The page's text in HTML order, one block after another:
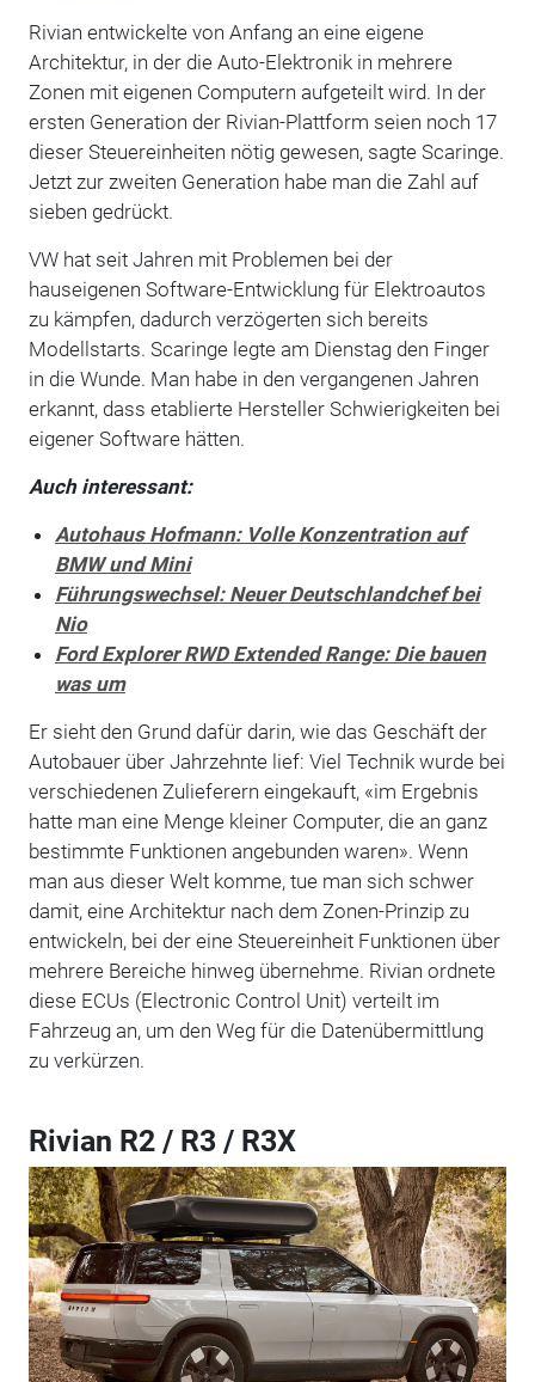
Rivian entwickelte von Anfang an eine eigene
Architektur, in der die Auto-Elektronik in mehrere
Zonen mit eigenen Computern aufgeteilt wird. In der
ersten Generation der Rivian-Plattform seien noch 17
dieser Steuereinheiten nötig gewesen, sagte Scaringe.
Jetzt zur zweiten Generation habe man die Zahl auf
sieben gedrückt.
VW hat seit Jahren mit Problemen bei der
hauseigenen Software-Entwicklung für Elektroautos
zu kämpfen, dadurch verzögerten sich bereits
Modellstarts. Scaringe legte am Dienstag den Finger
in die Wunde. Man habe in den vergangenen Jahren
erkannt, dass etablierte Hersteller Schwierigkeiten bei
eigener Software hätten.
Auch interessant:
Autohaus Hofmann: Volle Konzentration auf
BMW und Mini
Führungswechsel: Neuer Deutschlandchef bei
Nio
Ford Explorer RWD Extended Range: Die bauen
was um
Er sieht den Grund dafür darin, wie das Geschäft der
Autobauer über Jahrzehnte lief: Viel Technik wurde bei
verschiedenen Zulieferern eingekauft, «im Ergebnis
hatte man eine Menge kleiner Computer, die an ganz
bestimmte Funktionen angebunden waren». Wenn
man aus dieser Welt komme, tue man sich schwer
damit, eine Architektur nach dem Zonen-Prinzip zu
entwickeln, bei der eine Steuereinheit Funktionen über
mehrere Bereiche hinweg übernehme. Rivian ordnete
diese ECUs (Electronic Control Unit) verteilt im
Fahrzeug an, um den Weg für die Datenübermittlung
zu verkürzen.
Rivian R2 / R3 / R3X